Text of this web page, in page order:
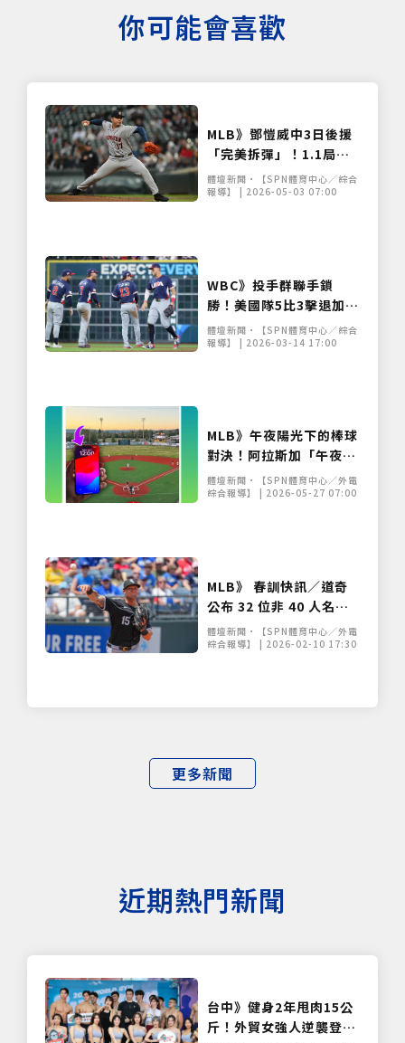
你可能會喜歡
更多新聞
MLB》鄧愷威中3日後援
「完美拆彈」！1.1局無
失分飆速154公里助太空
人擊沉紅襪
體壇新聞•【SPN體育中心／綜合
報導】 | 2026-05-03 07:00
WBC》投手群聯手鎖
勝！美國隊5比3擊退加拿
大 挺進邁阿密四強賽
體壇新聞•【SPN體育中心／綜合
報導】 | 2026-03-14 17:00
MLB》午夜陽光下的棒球
對決！阿拉斯加「午夜陽
光賽」迎來120年傳統 挑
戰不開燈打滿全場
體壇新聞•【SPN體育中心／外電
綜合報導】 | 2026-05-27 07:00
MLB》 春訓快訊／道奇
公布 32 位非 40 人名
單 響尾蛇牛棚大將整季
報銷
體壇新聞•【SPN體育中心／外電
綜合報導】 | 2026-02-10 17:30
近期熱門新聞
台中》健身2年甩肉15公
斤！外貿女強人逆襲登台